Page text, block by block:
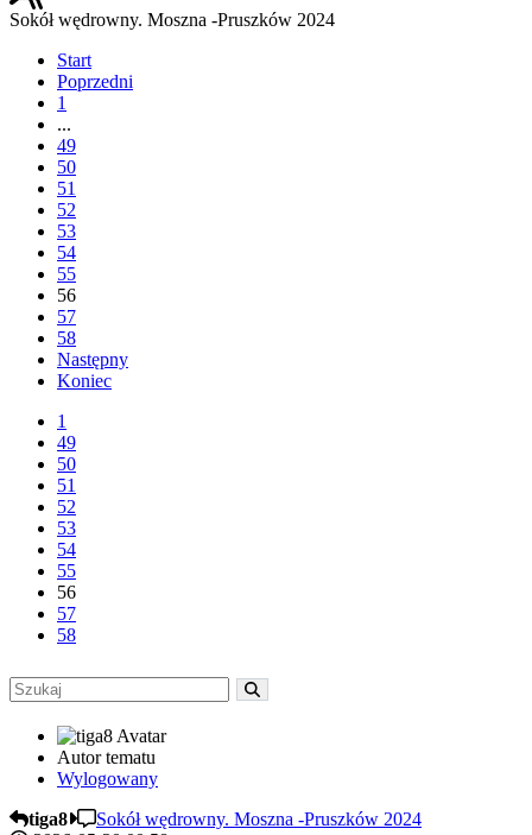
Sokół wędrowny. Moszna -Pruszków 2024
Start
Poprzedni
1
...
49
50
51
52
53
54
55
56
57
58
Następny
Koniec
1
49
50
51
52
53
54
55
56
57
58
Autor tematu
Wylogowany
tiga8
Sokół wędrowny. Moszna -Pruszków 2024